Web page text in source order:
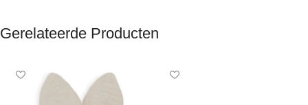
Gerelateerde Producten